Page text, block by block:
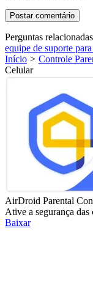
Perguntas
equipe de suporte
Início > Controle
Celular
AirDroid Parental
Ative a segurança das
Baixar